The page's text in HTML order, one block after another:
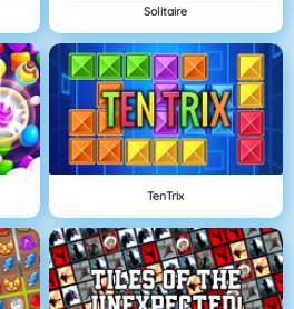
Solitaire
TenTrix